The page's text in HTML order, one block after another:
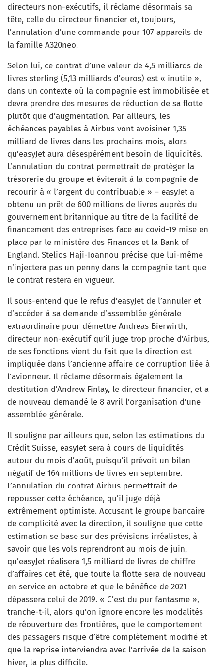
directeurs non-exécutifs, il réclame désormais sa
tête, celle du directeur financier et, toujours,
l’annulation d’une commande pour 107 appareils de
la famille A320neo.
Selon lui, ce contrat d’une valeur de 4,5 milliards de
livres sterling (5,13 milliards d’euros) est « inutile »,
dans un contexte où la compagnie est immobilisée et
devra prendre des mesures de réduction de sa flotte
plutôt que d’augmentation. Par ailleurs, les
échéances payables à Airbus vont avoisiner 1,35
milliard de livres dans les prochains mois, alors
qu’easyJet aura désespérément besoin de liquidités.
L’annulation du contrat permettrait de protéger la
trésorerie du groupe et éviterait à la compagnie de
recourir à « l’argent du contribuable » – easyJet a
obtenu un prêt de 600 millions de livres auprès du
gouvernement britannique au titre de la facilité de
financement des entreprises face au covid-19 mise en
place par le ministère des Finances et la Bank of
England. Stelios Haji-Ioannou précise que lui-même
n’injectera pas un penny dans la compagnie tant que
le contrat restera en vigueur.
Il sous-entend que le refus d’easyJet de l’annuler et
d’accéder à sa demande d’assemblée générale
extraordinaire pour démettre Andreas Bierwirth,
directeur non-exécutif qu’il juge trop proche d’Airbus,
de ses fonctions vient du fait que la direction est
impliquée dans l’ancienne affaire de corruption liée à
l’avionneur. Il réclame désormais également la
destitution d’Andrew Finlay, le directeur financier, et a
de nouveau demandé le 8 avril l’organisation d’une
assemblée générale.
Il souligne par ailleurs que, selon les estimations du
Crédit Suisse, easyJet sera à cours de liquidités
autour du mois d’août, puisqu’il prévoit un bilan
négatif de 164 millions de livres en septembre.
L’annulation du contrat Airbus permettrait de
repousser cette échéance, qu’il juge déjà
extrêmement optimiste. Accusant le groupe bancaire
de complicité avec la direction, il souligne que cette
estimation se base sur des prévisions irréalistes, à
savoir que les vols reprendront au mois de juin,
qu’easyJet réalisera 1,5 milliard de livres de chiffre
d’affaires cet été, que toute la flotte sera de nouveau
en service en octobre et que le bénéfice de 2021
dépassera celui de 2019. « C’est du pur fantasme »,
tranche-t-il, alors qu’on ignore encore les modalités
de réouverture des frontières, que le comportement
des passagers risque d’être complètement modifié et
que la reprise interviendra avec l’arrivée de la saison
hiver, la plus difficile.